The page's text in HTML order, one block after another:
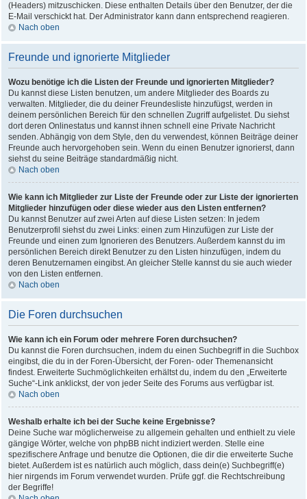
(Headers) mitzuschicken. Diese enthalten Details über den Benutzer, der die
E-Mail verschickt hat. Der Administrator kann dann entsprechend reagieren.
Nach oben
Freunde und ignorierte Mitglieder
Wozu benötige ich die Listen der Freunde und ignorierten Mitglieder?
Du kannst diese Listen benutzen, um andere Mitglieder des Boards zu
verwalten. Mitglieder, die du deiner Freundesliste hinzufügst, werden in
deinem persönlichen Bereich für den schnellen Zugriff aufgelistet. Du siehst
dort deren Onlinestatus und kannst ihnen schnell eine Private Nachricht
senden. Abhängig von dem Style, den du verwendest, können Beiträge deiner
Freunde auch hervorgehoben sein. Wenn du einen Benutzer ignorierst, dann
siehst du seine Beiträge standardmäßig nicht.
Nach oben
Wie kann ich Mitglieder zur Liste der Freunde oder zur Liste der ignorierten
Mitglieder hinzufügen oder diese wieder aus den Listen entfernen?
Du kannst Benutzer auf zwei Arten auf diese Listen setzen: In jedem
Benutzerprofil siehst du zwei Links: einen zum Hinzufügen zur Liste der
Freunde und einen zum Ignorieren des Benutzers. Außerdem kannst du im
persönlichen Bereich direkt Benutzer zu den Listen hinzufügen, indem du
deren Benutzernamen eingibst. An gleicher Stelle kannst du sie auch wieder
von den Listen entfernen.
Nach oben
Die Foren durchsuchen
Wie kann ich ein Forum oder mehrere Foren durchsuchen?
Du kannst die Foren durchsuchen, indem du einen Suchbegriff in die Suchbox
eingibst, die du in der Foren-Übersicht, der Foren- oder Themenansicht
findest. Erweiterte Suchmöglichkeiten erhältst du, indem du den „Erweiterte
Suche“-Link anklickst, der von jeder Seite des Forums aus verfügbar ist.
Nach oben
Weshalb erhalte ich bei der Suche keine Ergebnisse?
Deine Suche war möglicherweise zu allgemein gehalten und enthielt zu viele
gängige Wörter, welche von phpBB nicht indiziert werden. Stelle eine
spezifischere Anfrage und benutze die Optionen, die dir die erweiterte Suche
bietet. Außerdem ist es natürlich auch möglich, dass dein(e) Suchbegriff(e)
hier nirgends im Forum verwendet wurden. Prüfe ggf. die Rechtschreibung
der Begriffe!